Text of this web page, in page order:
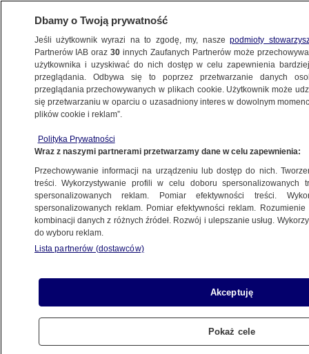
SANEPID
Bakterie w wodzie. Sanepid: nie pić,
nie kąpać się
POZNAŃ
Wiedzą już, co było przyczyną
zatrucia przedszkolaków
KRAKÓW
Czy dzieci mogą sprzedawać
lemoniadę? Sanepid odpowiada
Dbamy o Twoją prywatność
Jeśli użytkownik wyrazi na to zgodę, my, naszepodmioty
Partnerów IAB oraz30 innych Zaufanych Partnerów może
użytkownika i uzyskiwać do nich dostęp w celu zapewnienia
przeglądania. Odbywa się to poprzez przetwarzanie danych
przeglądania przechowywanych w plikach cookie. Użytkownik może
się przetwarzaniu w oparciu o uzasadniony interes w dowolnym
plików cookie i reklam”.
Polityka Prywatności
Wraz z naszymi partnerami przetwarzamy dane w celu zapewnienia:
Przechowywanie informacji na urządzeniu lub dostęp do nich.
treści. Wykorzystywanie profili w celu doboru spersonalizowanych
spersonalizowanych reklam. Pomiar efektywności treści.
spersonalizowanych reklam. Pomiar efektywności reklam.
kombinacji danych z różnych źródeł. Rozwój i ulepszanie usług.
do wyboru reklam.
Lista partnerów (dostawców)
Akceptuję
Pokaż cele